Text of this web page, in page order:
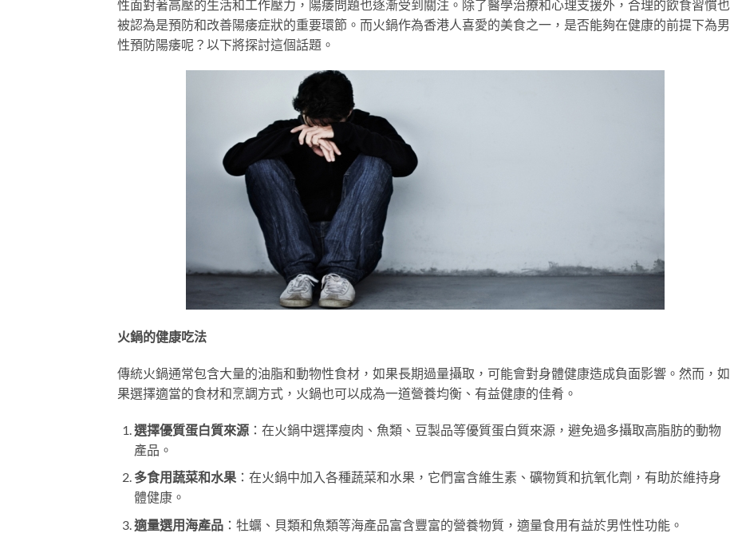
性面對著高壓的生活和工作壓力，陽痿問題也逐漸受到關注。除了醫學治療和心理支援外，合理的飲食習慣也
被認為是預防和改善陽痿症狀的重要環節。而火鍋作為香港人喜愛的美食之一，是否能夠在健康的前提下為男
性預防陽痿呢？以下將探討這個話題。
火鍋的健康吃法
傳統火鍋通常包含大量的油脂和動物性食材，如果長期過量攝取，可能會對身體健康造成負面影響。然而，如
果選擇適當的食材和烹調方式，火鍋也可以成為一道營養均衡、有益健康的佳肴。
選擇優質蛋白質來源：在火鍋中選擇瘦肉、魚類、豆製品等優質蛋白質來源，避免過多攝取高脂肪的動物
產品。
多食用蔬菜和水果：在火鍋中加入各種蔬菜和水果，它們富含維生素、礦物質和抗氧化劑，有助於維持身
體健康。
適量選用海產品：牡蠣、貝類和魚類等海產品富含豐富的營養物質，適量食用有益於男性性功能。